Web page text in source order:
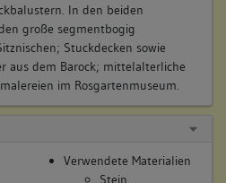
In den beiden
große segmentbogig
Stuckdecken sowie
aus dem Barock; mittelalterliche
im Rosgartenmuseum.
Verwendete Materialien